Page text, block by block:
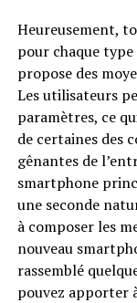
Heureusement,
pour chaque
propose des
Les utilisateurs
paramètres, ce
de certaines des
gênantes de
smartphone
une seconde
à composer les
nouveau
rassemblé
pouvez apporter